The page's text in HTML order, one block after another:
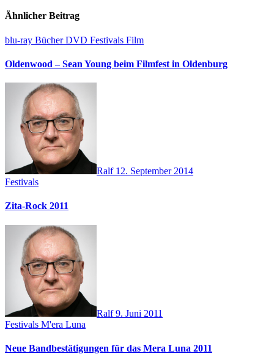
Ähnlicher Beitrag
blu-ray BücherDVD Festivals Film
Oldenwood – Sean Young beim Filmfest in Oldenburg
Ralf 12. September 2014
Festivals
Zita-Rock 2011
Ralf9. Juni 2011
Festivals M'era Luna
Neue Bandbestätigungen für das Mera Luna 2011